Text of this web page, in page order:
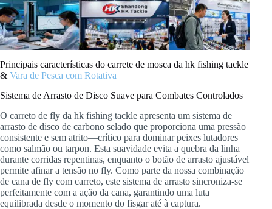
Principais características do carrete de mosca da hk fishing tackle
& Vara de Pesca com Rotativa
Sistema de Arrasto de Disco Suave para Combates Controlados
O carreto de fly da hk fishing tackle apresenta um sistema de
arrasto de disco de carbono selado que proporciona uma pressão
consistente e sem atrito—crítico para dominar peixes lutadores
como salmão ou tarpon. Esta suavidade evita a quebra da linha
durante corridas repentinas, enquanto o botão de arrasto ajustável
permite afinar a tensão no fly. Como parte da nossa combinação
de cana de fly com carreto, este sistema de arrasto sincroniza-se
perfeitamente com a ação da cana, garantindo uma luta
equilibrada desde o momento do fisgar até à captura.